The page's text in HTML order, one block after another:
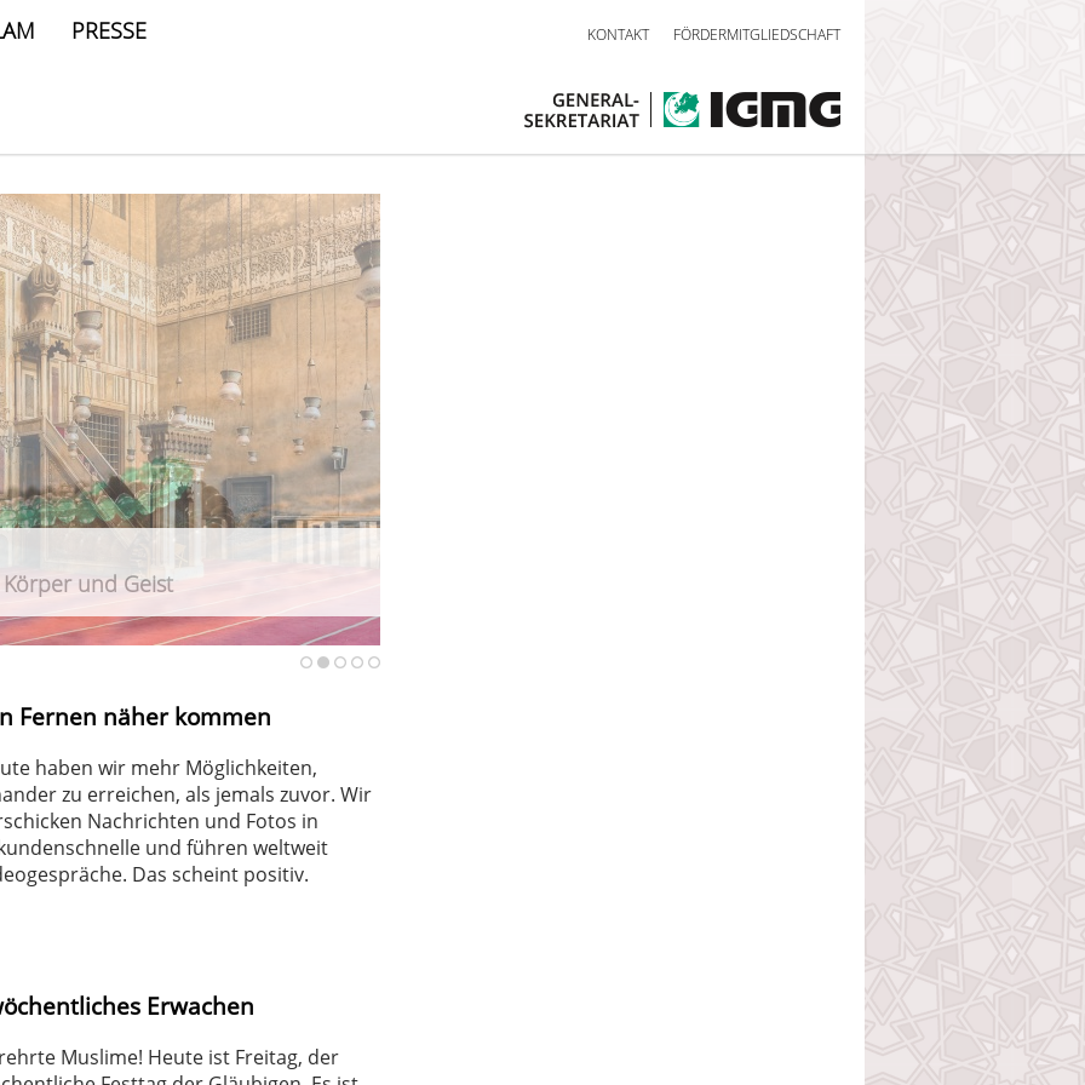
PRESSE KONTAKT FÖRDERMITGLIEDSCHAFT
und Geist
Angriff auf Berliner CSD
Fernen näher kommen
haben wir mehr Möglichkeiten,
zu erreichen, als jemals zuvor. Wir
Nachrichten und Fotos in
und führen weltweit
Das scheint positiv.
Erwachen
Muslime! Heute ist Freitag, der